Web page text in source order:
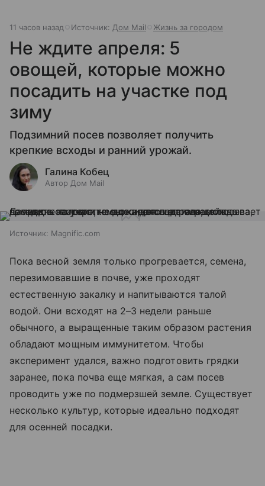
11 часов назад Источник: Дом Mail Жизнь за городом
Не ждите апреля: 5
овощей, которые можно
посадить на участке под
зиму
Подзимний посев позволяет получить
крепкие всходы и ранний урожай.
Галина Кобец
Автор Дом Mail
Источник: Magnific.com
Пока весной земля только прогревается, семена,
перезимовавшие в почве, уже проходят
естественную закалку и напитываются талой
водой. Они всходят на 2–3 недели раньше
обычного, а выращенные таким образом растения
обладают мощным иммунитетом. Чтобы
эксперимент удался, важно подготовить грядки
заранее, пока почва еще мягкая, а сам посев
проводить уже по подмерзшей земле. Существует
несколько культур, которые идеально подходят
для осенней посадки.